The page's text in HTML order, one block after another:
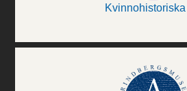
Kvinnohistoriska